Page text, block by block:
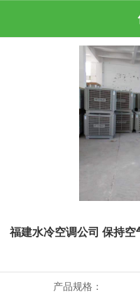
福建水冷空调公司 保持空
产品规格：